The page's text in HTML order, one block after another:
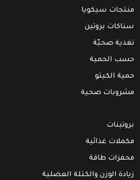
منتجات سيكويا
سناكات بروتين
تغذية صحيّة
حسب الحمية
حمية الكيتو
مشروبات صحية
بروتينات
مكملات غذائية
محفزات طاقة
زيادة الوزن والكتلة العضلية